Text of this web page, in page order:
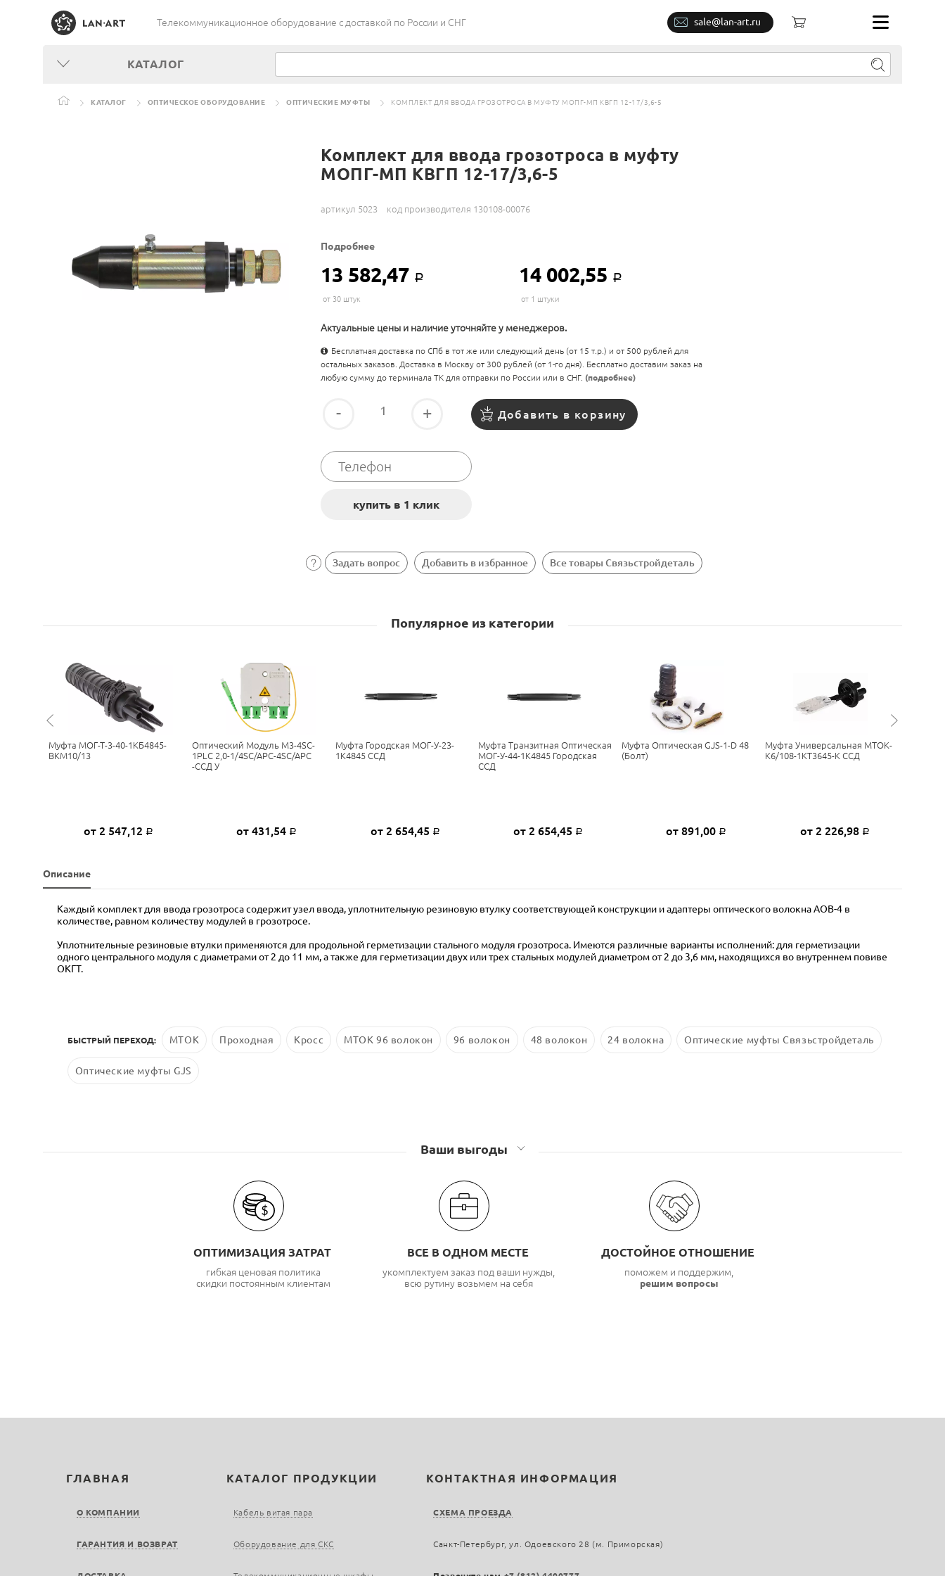
Телекоммуникационное оборудование c доставкой по России и СНГ sale@lan-art.ru
КАТАЛОГ
КАТАЛОГ ОПТИЧЕСКОЕ ОБОРУДОВАНИЕ ОПТИЧЕСКИЕ МУФТЫ КОМПЛЕКТ ДЛЯ ВВОДА ГРОЗОТРОСА В МУФТУ МОПГ-МП КВГП 12-17/3,6-5
Комплект для ввода грозотроса в муфту
МОПГ-МП КВГП 12-17/3,6-5
артикул 5023 код производителя 130108-00076
Подробнее
13 582,47 Р 14 002,55 Р
от 30 штук от 1 штуки
Актуальные цены и наличие уточняйте у менеджеров.
Бесплатная доставка по СПб в тот же или следующий день (от 15 т.р.) и от 500 рублей для
остальных заказов. Доставка в Москву от 300 рублей (от 1-го дня). Бесплатно доставим заказ на
любую сумму до терминала ТК для отправки по России или в СНГ. (подробнее)
- + Добавить в корзину
Задать вопрос Добавить в избранное Все товары Связьстройдеталь
Популярное из категории
Муфта МОГ-Т-3-40-1КБ4845-
ВКМ10/13
от 2 547,12 Р
Оптический Модуль М3-4SC-
1PLC 2,0-1/4SC/APC-4SC/APC
-ССД У
от 431,54 Р
Муфта Городская МОГ-У-23-
1К4845 ССД
от 2 654,45 Р
Муфта Транзитная Оптическая
МОГ-У-44-1К4845 Городская
ССД
от 2 654,45 Р
Муфта Оптическая GJS-1-D 48
(болт)
от 891,00 Р
Муфта Универсальная МТОК-
К6/108-1КТ3645-К ССД
от 2 226,98 Р
Описание
Каждый комплект для ввода грозотроса содержит узел ввода, уплотнительную резиновую втулку соответствующей конструкции и адаптеры оптического волокна АОВ-4 в
количестве, равном количеству модулей в грозотросе.
Уплотнительные резиновые втулки применяются для продольной герметизации стального модуля грозотроса. Имеются различные варианты исполнений: для герметизации
одного центрального модуля с диаметрами от 2 до 11 мм, а также для герметизации двух или трех стальных модулей диаметром от 2 до 3,6 мм, находящихся во внутреннем повиве
ОКГТ.
БЫСТРЫЙ ПЕРЕХОД: МТОК Проходная Кросс МТОК 96 волокон 96 волокон 48 волокон 24 волокна Оптические муфты Связьстройдеталь
Оптические муфты GJS
Ваши выгоды
ОПТИМИЗАЦИЯ ЗАТРАТ
гибкая ценовая политика
скидки постоянным клиентам
ВСЕ В ОДНОМ МЕСТЕ
укомплектуем заказ под ваши нужды,
всю рутину возьмем на себя
ДОСТОЙНОЕ ОТНОШЕНИЕ
поможем и поддержим,
решим вопросы
ГЛАВНАЯ
О КОМПАНИИ
ГАРАНТИЯ И ВОЗВРАТ
КАТАЛОГ ПРОДУКЦИИ
Кабель витая пара
Оборудование для СКС
КОНТАКТНАЯ ИНФОРМАЦИЯ
СХЕМА ПРОЕЗДА
Санкт-Петербург, ул. Одоевского 28 (м. Приморская)